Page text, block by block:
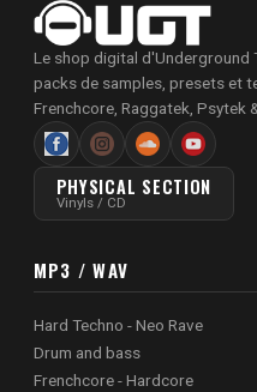
Le shop digital d'Underground
packs de samples, presets et
Frenchcore, Raggatek, Psytek
PHYSICAL SECTION
Vinyls / CD
MP3 / WAV
Hard Techno - Neo Rave
Drum and bass
Frenchcore - Hardcore